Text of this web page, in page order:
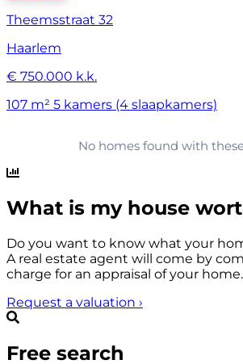
Theemsstraat 32
Haarlem
€ 750.000 k.k.
107 m² 5 kamers (4 slaapkamers)
No homes found with
What is my house
Do you want to know what your
A real estate agent will come by
charge for an appraisal of your home.
Request a valuation ›
Free search